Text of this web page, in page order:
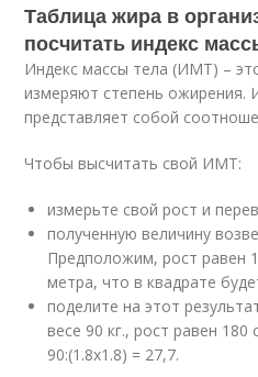
Таблица жира в
посчитать индекс
Индекс массы тела (ИМТ) –
измеряют степень ожирения.
представляет собой
Чтобы высчитать свой ИМТ:
измерьте свой рост и
полученную величину
Предположим, рост равен
метра, что в квадрате
поделите на этот
весе 90 кг., рост равен
90:(1.8х1.8) = 27,7.